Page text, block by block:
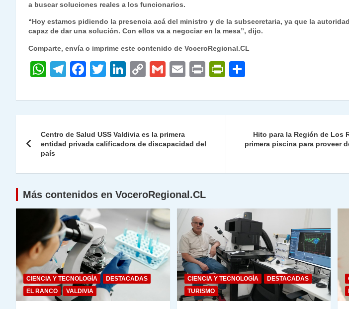
a buscar soluciones reales a los funcionarios.
“Hoy estamos pidiendo la presencia acá del ministro y de la subsecretaria, ya que la
capaz de dar una solución. Con ellos va a negociar en la mesa”, dijo.
Comparte, envía o imprime este contenido de VoceroRegional.CL
W
at
A
p
T
e
a
m
F
c
b
o
T
itt
Li
k
dI
n
C
p
Li
n
G
ai
E
ai
P
nt
P
nt m
ar
tir
de
Centro de Salud USS Valdivia es la primera
entidad privada calificadora de discapacidad del
país
Hito para la Región de Los
primera piscina para proveer
Más contenidos en VoceroRegional.CL
CIENCIA Y TECNOLOGÍA
DESTACADAS
EL RANCO
VALDIVIA
CIENCIA Y TECNOLOGÍA
DESTACADAS
TURISMO